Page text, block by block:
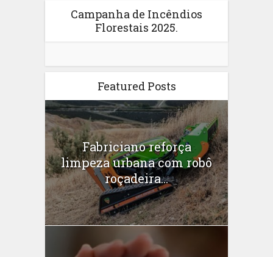
Campanha de Incêndios
Florestais 2025.
Featured Posts
Fabriciano reforça
limpeza urbana com robô
roçadeira...